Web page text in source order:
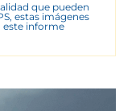
que pueden
estas imágenes
este informe